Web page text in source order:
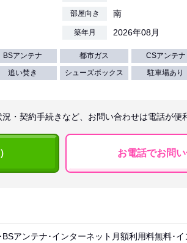
部屋向き 南
築年月 2026年08月
BSアンテナ 都市ガス CSアンテナ
追い焚き シューズボックス 駐車場あり
・契約手続きなど、お問い合わせは電話が便
お電話でお問い
アンテナ･インターネット月額利用料無料･